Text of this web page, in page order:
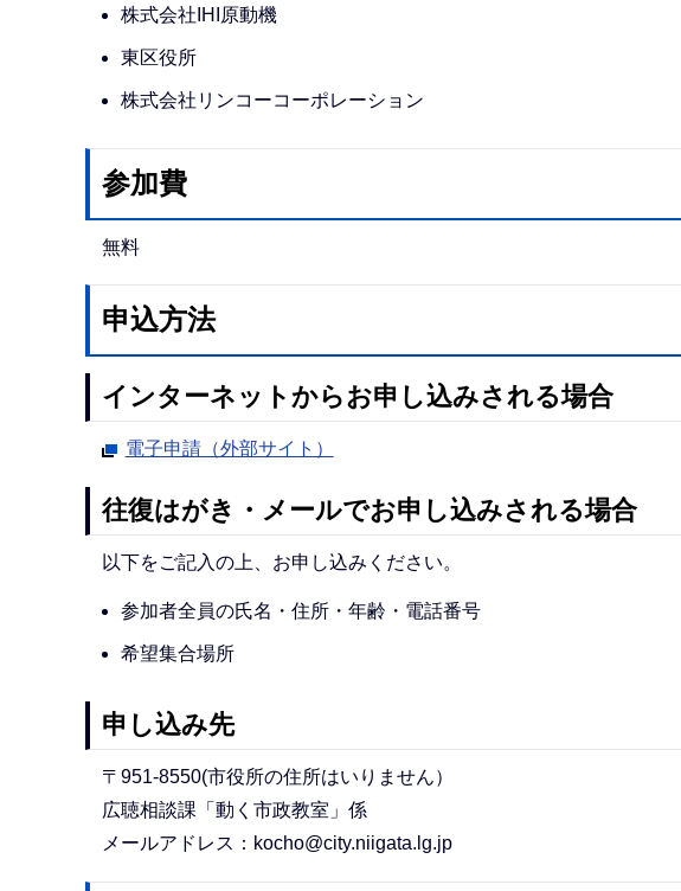
株式会社IHI原動機
東区役所
株式会社リンコーコーポレーション
参加費
無料
申込方法
インターネットからお申し込みされる場合
電子申請（外部サイト）
往復はがき・メールでお申し込みされる場合
以下をご記入の上、お申し込みください。
参加者全員の氏名・住所・年齢・電話番号
希望集合場所
申し込み先
〒951-8550(市役所の住所はいりません）
広聴相談課「動く市政教室」係
メールアドレス：kocho@city.niigata.lg.jp